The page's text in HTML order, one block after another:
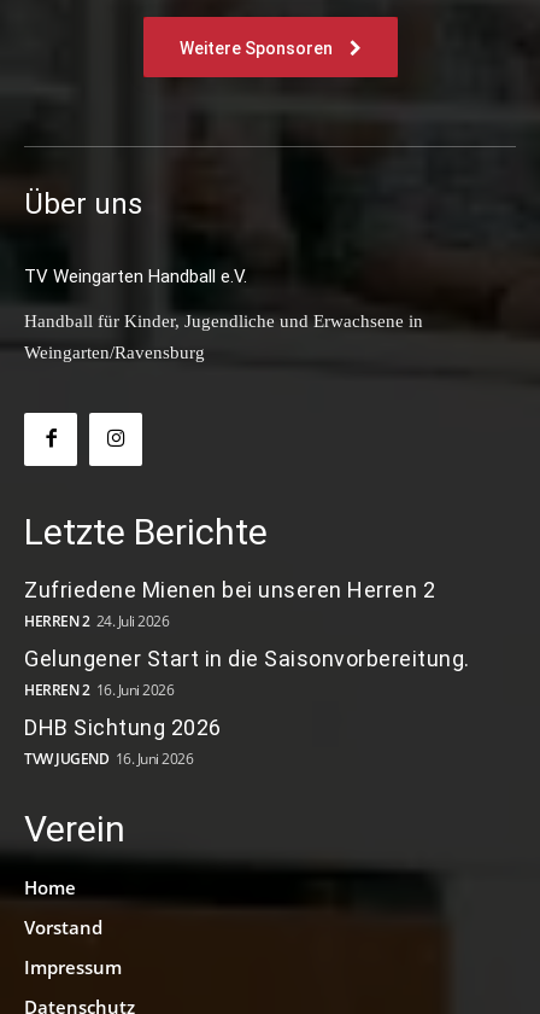
Weitere Sponsoren
Über uns
TV Weingarten Handball e.V.
Handball für Kinder, Jugendliche und Erwachsene in
Weingarten/Ravensburg
Letzte Berichte
Zufriedene Mienen bei unseren Herren 2
HERREN 2 24. Juli 2026
Gelungener Start in die Saisonvorbereitung.
HERREN 2 16. Juni 2026
DHB Sichtung 2026
TVW JUGEND 16. Juni 2026
Verein
Home
Vorstand
Impressum
Datenschutz